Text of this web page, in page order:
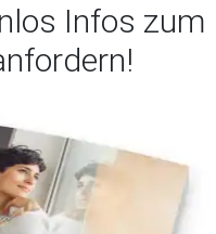
Infos zum